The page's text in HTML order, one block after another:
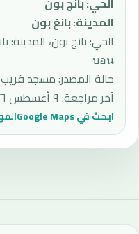
المدينة:بانغ بون
บอน
حالة المصدر:مسجد
آخر مراجعة: ٩ أغسطس ٢٠٢٦ في ١٢:٣٩ ص
ابحث في Google Maps